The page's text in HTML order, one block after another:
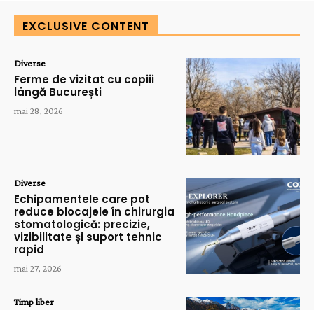
EXCLUSIVE CONTENT
Diverse
Ferme de vizitat cu copiii
lângă București
mai 28, 2026
Diverse
Echipamentele care pot
reduce blocajele în chirurgia
stomatologică: precizie,
vizibilitate și suport tehnic
rapid
mai 27, 2026
Timp liber